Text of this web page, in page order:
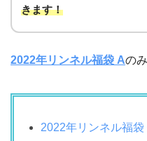
きます！
2022年リンネル福袋 Aの
2022年リンネル福袋